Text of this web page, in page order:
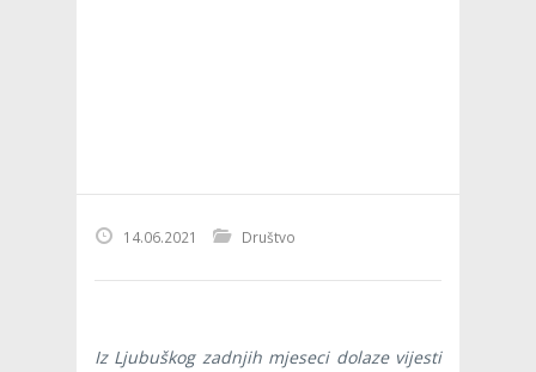
14.06.2021 Društvo
Iz Ljubuškog zadnjih mjeseci dolaze vijesti